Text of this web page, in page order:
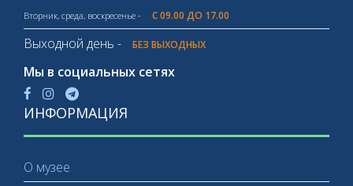
Вторник, среда, воскресенье - С 09.00 ДО 17.00
Выходной день - БЕЗ ВЫХОДНЫХ
Мы в социальных сетях
ИНФОРМАЦИЯ
О музее